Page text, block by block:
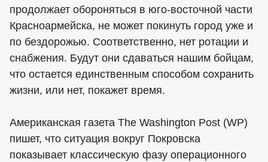
продолжает обороняться в юго-восточной части
Красноармейска, не может покинуть город уже и
по бездорожью. Соответственно, нет ротации и
снабжения. Будут они сдаваться нашим бойцам,
что остается единственным способом сохранить
жизни, или нет, покажет время.
Американская газета The Washington Post (WP)
пишет, что ситуация вокруг Покровска
показывает классическую фазу операционного